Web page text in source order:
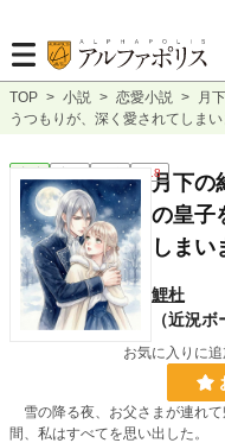
TOP > 小説 > 恋愛小説 >
月
うつもりが、深く愛されてしま
R18月下の
の皇子
しまい
鯉杜
（近況ボ
お気に入りに
雪の降る夜、お父さまが連れ
間、私はすべてを思い出した。